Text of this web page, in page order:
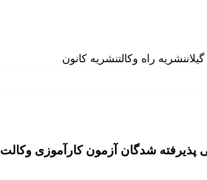
نشریه راه وکالتنشریه کانون
شدگان آزمون کارآموزی وکالت